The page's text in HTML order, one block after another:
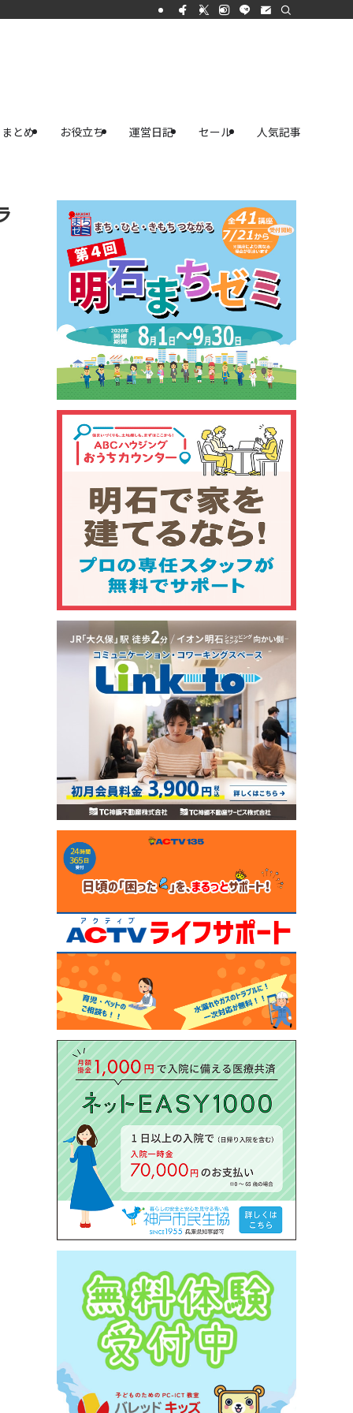
まとめ お役立ち 運営日記 セール 人気記事